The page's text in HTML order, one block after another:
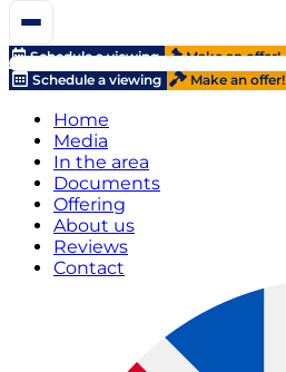
Schedule a viewing Make an offer!
Schedule a viewing
Make an offer!
Home
Media
In the area
Documents
Offering
About us
Reviews
Contact